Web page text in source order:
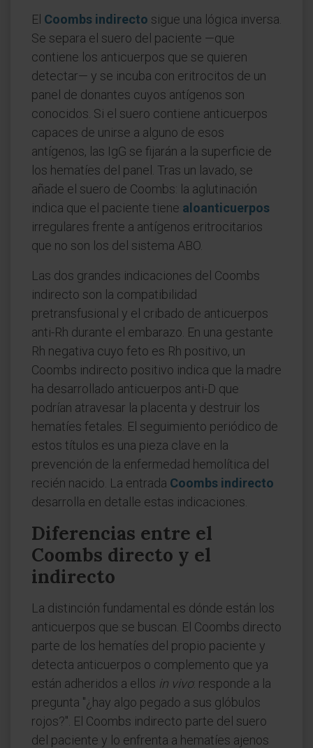
El Coombs indirecto sigue una lógica inversa.
Se separa el suero del paciente —que
contiene los anticuerpos que se quieren
detectar— y se incuba con eritrocitos de un
panel de donantes cuyos antígenos son
conocidos. Si el suero contiene anticuerpos
capaces de unirse a alguno de esos
antígenos, las IgG se fijarán a la superficie de
los hematíes del panel. Tras un lavado, se
añade el suero de Coombs: la aglutinación
indica que el paciente tiene aloanticuerpos
irregulares frente a antígenos eritrocitarios
que no son los del sistema ABO.
Las dos grandes indicaciones del Coombs
indirecto son la compatibilidad
pretransfusional y el cribado de anticuerpos
anti-Rh durante el embarazo. En una gestante
Rh negativa cuyo feto es Rh positivo, un
Coombs indirecto positivo indica que la madre
ha desarrollado anticuerpos anti-D que
podrían atravesar la placenta y destruir los
hematíes fetales. El seguimiento periódico de
estos títulos es una pieza clave en la
prevención de la enfermedad hemolítica del
recién nacido. La entrada Coombs indirecto
desarrolla en detalle estas indicaciones.
Diferencias entre el
Coombs directo y el
indirecto
La distinción fundamental es dónde están los
anticuerpos que se buscan. El Coombs directo
parte de los hematíes del propio paciente y
detecta anticuerpos o complemento que ya
están adheridos a ellos in vivo: responde a la
pregunta "¿hay algo pegado a sus glóbulos
rojos?". El Coombs indirecto parte del suero
del paciente y lo enfrenta a hematíes ajenos